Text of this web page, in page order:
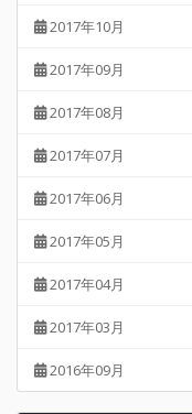
2017年10月
2017年09月
2017年08月
2017年07月
2017年06月
2017年05月
2017年04月
2017年03月
2016年09月